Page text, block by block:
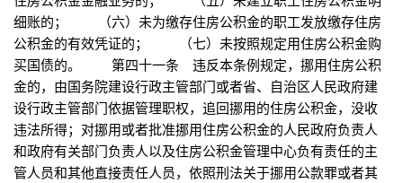
细账的； （六）未为缴存住房公积金的职工发放缴存住房
公积金的有效凭证的； （七）未按照规定用住房公积金购
买国债的。 第四十一条 违反本条例规定，挪用住房公积
金的，由国务院建设行政主管部门或者省、自治区人民政府建
设行政主管部门依据管理职权，追回挪用的住房公积金，没收
违法所得；对挪用或者批准挪用住房公积金的人民政府负责人
和政府有关部门负责人以及住房公积金管理中心负有责任的主
管人员和其他直接责任人员，依照刑法关于挪用公款罪或者其